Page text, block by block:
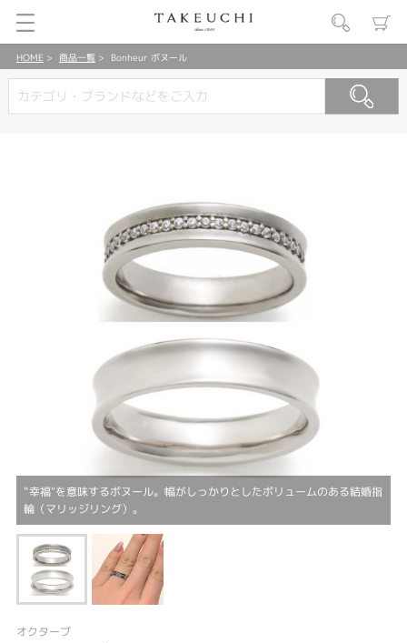
HOME 商品一覧 Bonheur ボヌール
‟幸福"を意味するボヌール。幅がしっかりとしたボリュームのある結婚指
輪（マリッジリング）。
オクターブ